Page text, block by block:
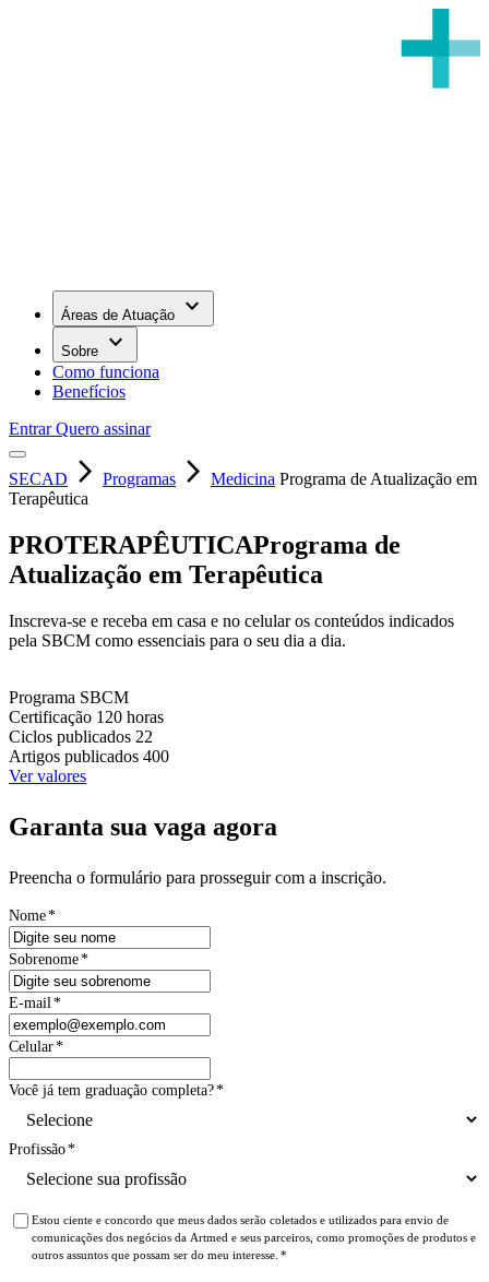
Áreas de Atuação keyboard_arrow_down
Sobre keyboard_arrow_down
Como funciona
Benefícios
EntrarQuero assinar
SECAD arrow_forward_ios Programas arrow_forward_ios Medicina Programa de Atualização em
Terapêutica
PROTERAPÊUTICAPrograma de
Atualização em Terapêutica
Inscreva-se e receba em casa e no celular os conteúdos indicados
pela SBCM como essenciais para o seu dia a dia.
Programa SBCM
Certificação 120 horas
Ciclos publicados 22
Artigos publicados 400
Ver valores
Garanta sua vaga agora
Preencha o formulário para prosseguir com a inscrição.
Nome*
Sobrenome*
E-mail *
Celular*
Você já tem graduação completa?*
Profissão*
Estou ciente e concordo que meus dados serão coletados e utilizados para envio de
comunicações dos negócios da Artmed e seus parceiros, como promoções de produtos e
outros assuntos que possam ser do meu interesse. *